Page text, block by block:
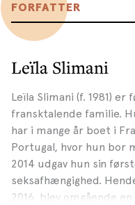
FORFATTER
Leïla Slimani
Leïla Slimani (f. 1981)
fransktalende familie.
har i mange år boet i
Portugal, hvor hun bor
2014 udgav hun sin
seksafhængighed.
2016, blev omgående